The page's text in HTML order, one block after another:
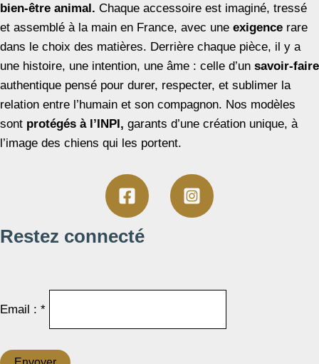
bien-être animal. Chaque accessoire est imaginé, tressé
et assemblé à la main en France, avec une exigence rare
dans le choix des matières. Derrière chaque pièce, il y a
une histoire, une intention, une âme : celle d’un savoir-faire
authentique pensé pour durer, respecter, et sublimer la
relation entre l’humain et son compagnon. Nos modèles
sont protégés à l’INPI, garants d’une création unique, à
l’image des chiens qui les portent.
Restez connecté
Email : *